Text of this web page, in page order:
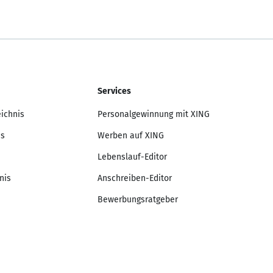
Services
Personalgewinnung mit XING
Werben auf XING
Lebenslauf-Editor
Anschreiben-Editor
Bewerbungsratgeber